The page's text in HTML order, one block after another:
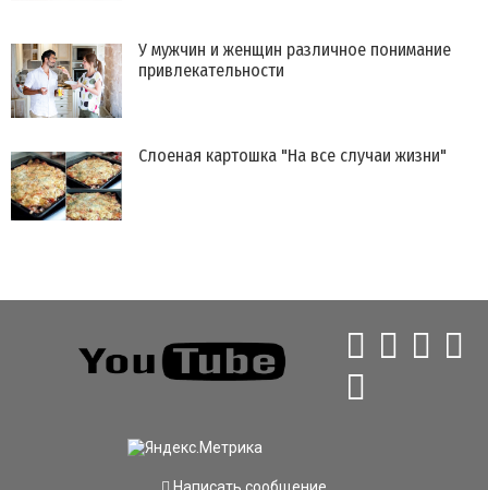
​У мужчин и женщин различное понимание
привлекательности
Слоеная картошка "На все случаи жизни"